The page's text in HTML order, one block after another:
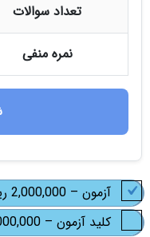
تعداد سوالات
نمره منفی
آزمون – 2,000,000 ریال
کلید آزمون –
1,000,000